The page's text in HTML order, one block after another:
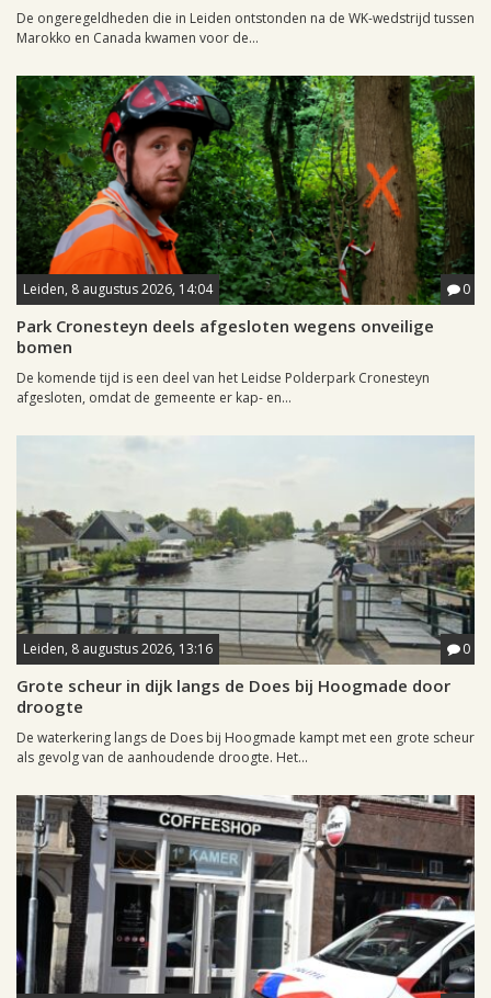
De ongeregeldheden die in Leiden ontstonden na de WK-wedstrijd tussen
Marokko en Canada kwamen voor de...
Leiden, 8 augustus 2026, 14:04 0
Park Cronesteyn deels afgesloten wegens onveilige
bomen
De komende tijd is een deel van het Leidse Polderpark Cronesteyn
afgesloten, omdat de gemeente er kap- en...
Leiden, 8 augustus 2026, 13:16 0
Grote scheur in dijk langs de Does bij Hoogmade door
droogte
De waterkering langs de Does bij Hoogmade kampt met een grote scheur
als gevolg van de aanhoudende droogte. Het...